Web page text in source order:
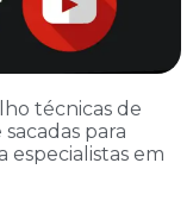
técnicas de
para
especialistas em